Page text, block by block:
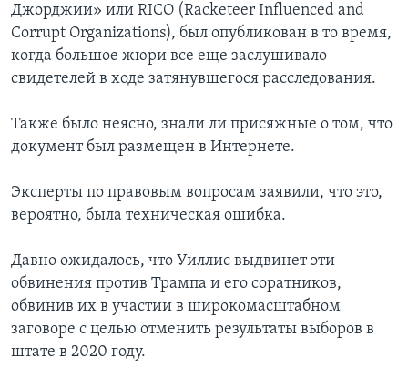
Джорджии» или RICO (Racketeer Influenced and
Corrupt Organizations), был опубликован в то время,
когда большое жюри все еще заслушивало
свидетелей в ходе затянувшегося расследования.
Также было неясно, знали ли присяжные о том, что
документ был размещен в Интернете.
Эксперты по правовым вопросам заявили, что это,
вероятно, была техническая ошибка.
Давно ожидалось, что Уиллис выдвинет эти
обвинения против Трампа и его соратников,
обвинив их в участии в широкомасштабном
заговоре с целью отменить результаты выборов в
штате в 2020 году.